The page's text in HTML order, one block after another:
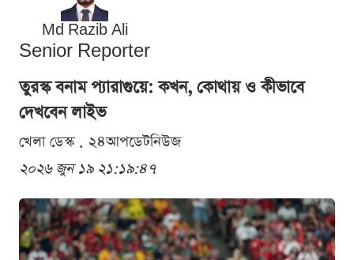
Md Razib Ali
Senior Reporter
তুরস্ক বনাম প্যারাগুয়ে: কখন, কোথায় ও কীভাবে
দেখবেন লাইভ
খেলা ডেস্ক . ২৪আপডেটনিউজ
২০২৬ জুন ১৯ ২১:১৯:৪৭